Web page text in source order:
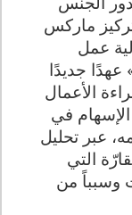
ماركس
عمل
عهدًا جديدًا
الأعمال
في
عبر تحليل
التي
وسبباً من